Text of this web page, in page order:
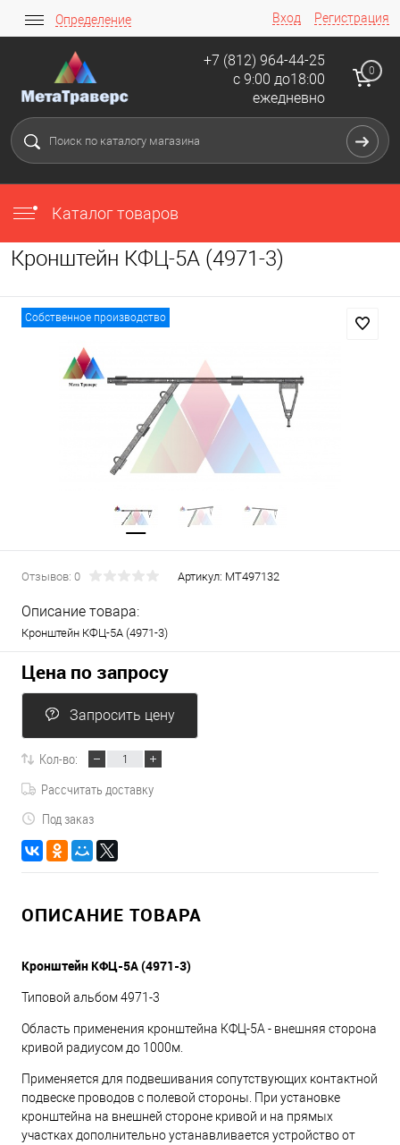
Вход Регистрация
Определение
+7 (812) 964-44-25
с 9:00 до18:00
ежедневно
0
Каталог товаров
Кронштейн КФЦ-5А (4971-3)
Собственное производство
Отзывов: 0 Артикул: МТ497132
Описание товара:
Кронштейн КФЦ-5А (4971-3)
Цена по запросу
Запросить цену
Кол-во:
Рассчитать доставку
Под заказ
ОПИСАНИЕ ТОВАРА
Кронштейн КФЦ-5А (4971-3)
Типовой альбом 4971-3
Область применения кронштейна КФЦ-5А - внешняя сторона
кривой радиусом до 1000м.
Применяется для подвешивания сопутствующих контактной
подвеске проводов с полевой стороны. При установке
кронштейна на внешней стороне кривой и на прямых
участках дополнительно устанавливается устройство от